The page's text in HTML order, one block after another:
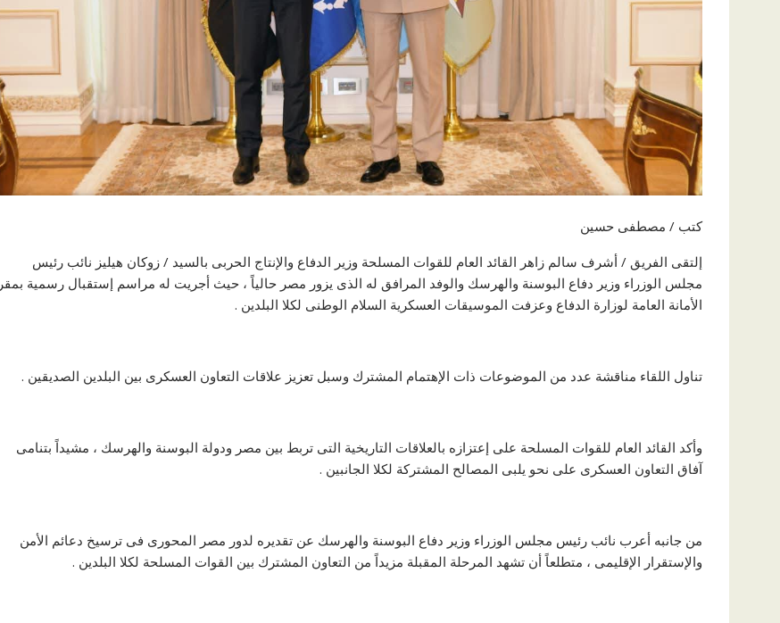
كتب / مصطفى حسين
إلتقى الفريق / أشرف سالم زاهر القائد العام للقوات المسلحة وزير الدفاع والإنتاج الحربى بالسيد / زوكان هيليز نائب رئيس
مجلس الوزراء وزير دفاع البوسنة والهرسك والوفد المرافق له الذى يزور مصر حالياً ، حيث أجريت له مراسم إستقبال رسمية بمقر
الأمانة العامة لوزارة الدفاع وعزفت الموسيقات العسكرية السلام الوطنى لكلا البلدين .
تناول اللقاء مناقشة عدد من الموضوعات ذات الإهتمام المشترك وسبل تعزيز علاقات التعاون العسكرى بين البلدين الصديقين .
وأكد القائد العام للقوات المسلحة على إعتزازه بالعلاقات التاريخية التى تربط بين مصر ودولة البوسنة والهرسك ، مشيداً بتنامى
آفاق التعاون العسكرى على نحو يلبى المصالح المشتركة لكلا الجانبين .
من جانبه أعرب نائب رئيس مجلس الوزراء وزير دفاع البوسنة والهرسك عن تقديره لدور مصر المحورى فى ترسيخ دعائم الأمن
والإستقرار الإقليمى ، متطلعاً أن تشهد المرحلة المقبلة مزيداً من التعاون المشترك بين القوات المسلحة لكلا البلدين .